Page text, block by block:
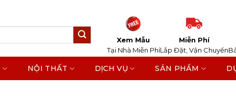
Xem Mẫu
Tại Nhà Miễn Phí
Miễn Phí
Lắp Đặt, Vận Chuyển
NỘI THẤT DỊCH VỤ SẢN PHẨM